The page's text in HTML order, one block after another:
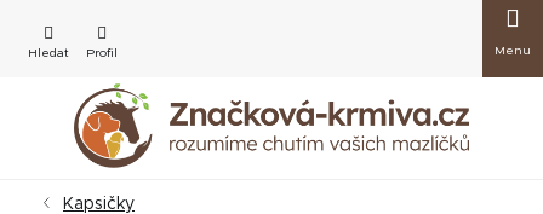
obsah
košík
Kapsičky